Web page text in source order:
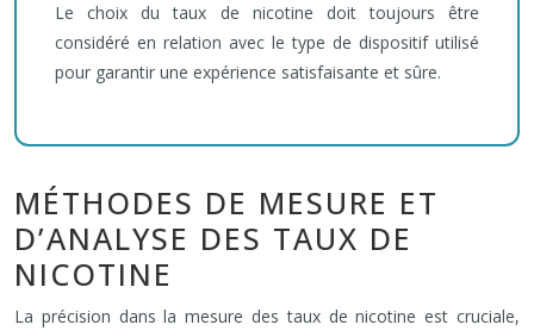
Le choix du taux de nicotine doit toujours être
considéré en relation avec le type de dispositif utilisé
pour garantir une expérience satisfaisante et sûre.
MÉTHODES DE MESURE ET
D’ANALYSE DES TAUX DE
NICOTINE
La précision dans la mesure des taux de nicotine est cruciale,